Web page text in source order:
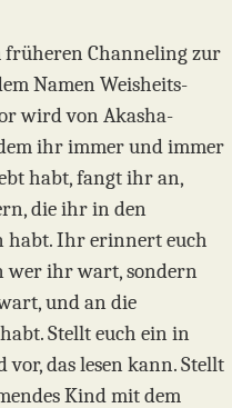
früheren Channeling zur
Namen Weisheits-
wird von Akasha-
ihr immer und immer
habt, fangt ihr an,
die ihr in den
habt. Ihr erinnert euch
wer ihr wart, sondern
und an die
Stellt euch ein in
das lesen kann. Stellt
Kind mit dem